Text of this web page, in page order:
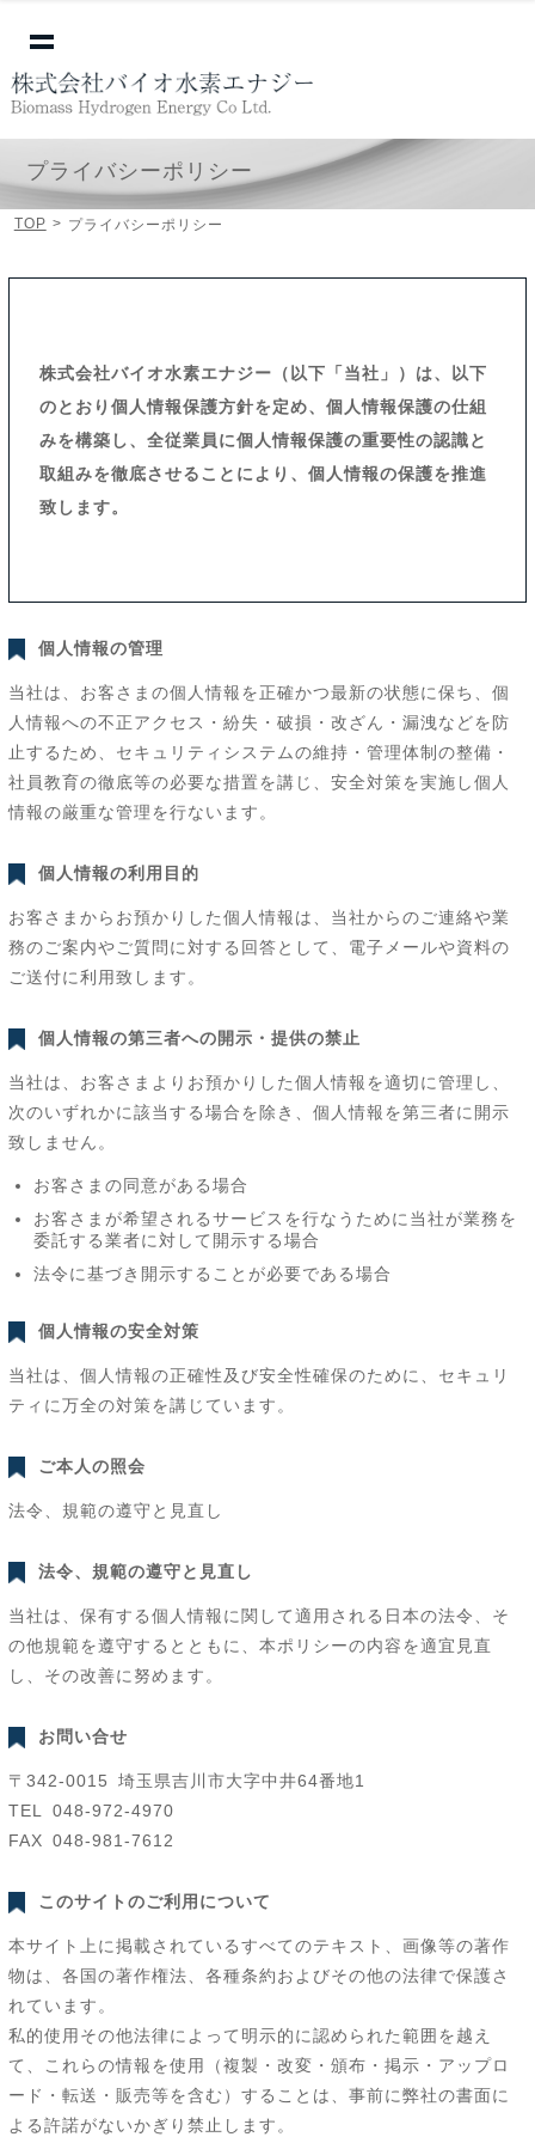
プライバシーポリシー
TOP > プライバシーポリシー
株式会社バイオ水素エナジー（以下「当社」）は、以下
のとおり個人情報保護方針を定め、個人情報保護の仕組
みを構築し、全従業員に個人情報保護の重要性の認識と
取組みを徹底させることにより、個人情報の保護を推進
致します。
個人情報の管理
当社は、お客さまの個人情報を正確かつ最新の状態に保ち、個
人情報への不正アクセス・紛失・破損・改ざん・漏洩などを防
止するため、セキュリティシステムの維持・管理体制の整備・
社員教育の徹底等の必要な措置を講じ、安全対策を実施し個人
情報の厳重な管理を行ないます。
個人情報の利用目的
お客さまからお預かりした個人情報は、当社からのご連絡や業
務のご案内やご質問に対する回答として、電子メールや資料の
ご送付に利用致します。
個人情報の第三者への開示・提供の禁止
当社は、お客さまよりお預かりした個人情報を適切に管理し、
次のいずれかに該当する場合を除き、個人情報を第三者に開示
致しません。
お客さまの同意がある場合
お客さまが希望されるサービスを行なうために当社が業務を
委託する業者に対して開示する場合
法令に基づき開示することが必要である場合
個人情報の安全対策
当社は、個人情報の正確性及び安全性確保のために、セキュリ
ティに万全の対策を講じています。
ご本人の照会
法令、規範の遵守と見直し
法令、規範の遵守と見直し
当社は、保有する個人情報に関して適用される日本の法令、そ
の他規範を遵守するとともに、本ポリシーの内容を適宜見直
し、その改善に努めます。
お問い合せ
〒342-0015 埼玉県吉川市大字中井64番地1
TEL 048-972-4970
FAX 048-981-7612
このサイトのご利用について
本サイト上に掲載されているすべてのテキスト、画像等の著作
物は、各国の著作権法、各種条約およびその他の法律で保護さ
れています。
私的使用その他法律によって明示的に認められた範囲を越え
て、これらの情報を使用（複製・改変・頒布・掲示・アップロ
ード・転送・販売等を含む）することは、事前に弊社の書面に
よる許諾がないかぎり禁止します。